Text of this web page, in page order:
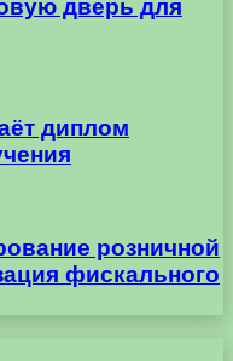
дверь для
диплом
розничной
фискального